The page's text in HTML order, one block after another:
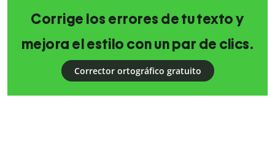
Corrige los errores de tu texto y
mejora el estilo con un par de clics.
Corrector ortográfico gratuito